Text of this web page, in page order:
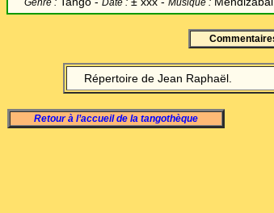
Genre : Date : Musique :
Répertoire de Jean Raphaël.
Retour à l’accueil de la tangothèque